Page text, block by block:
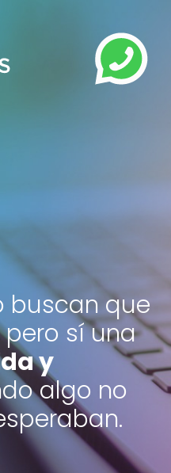
CALL
buscan que
sí una
y
algo no